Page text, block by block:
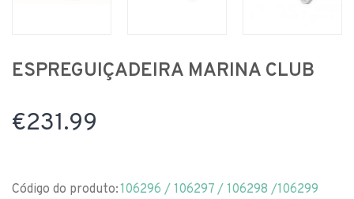
ESPREGUIÇADEIRA MARINA CLUB
€231.99
Código do produto:106296 / 106297 / 106298 /106299